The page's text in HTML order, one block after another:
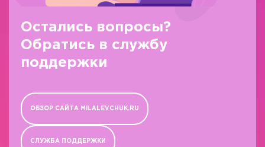
Остались вопросы?
Обратись в службу
поддержки
ОБЗОР САЙТА MILALEVCHUK.RU
СЛУЖБА ПОДДЕРЖКИ